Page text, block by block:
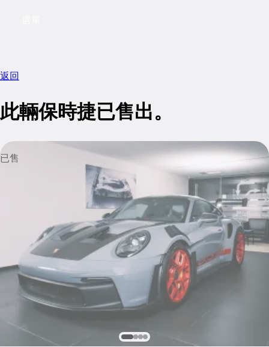
返回
此輛保時捷已售出。
已售